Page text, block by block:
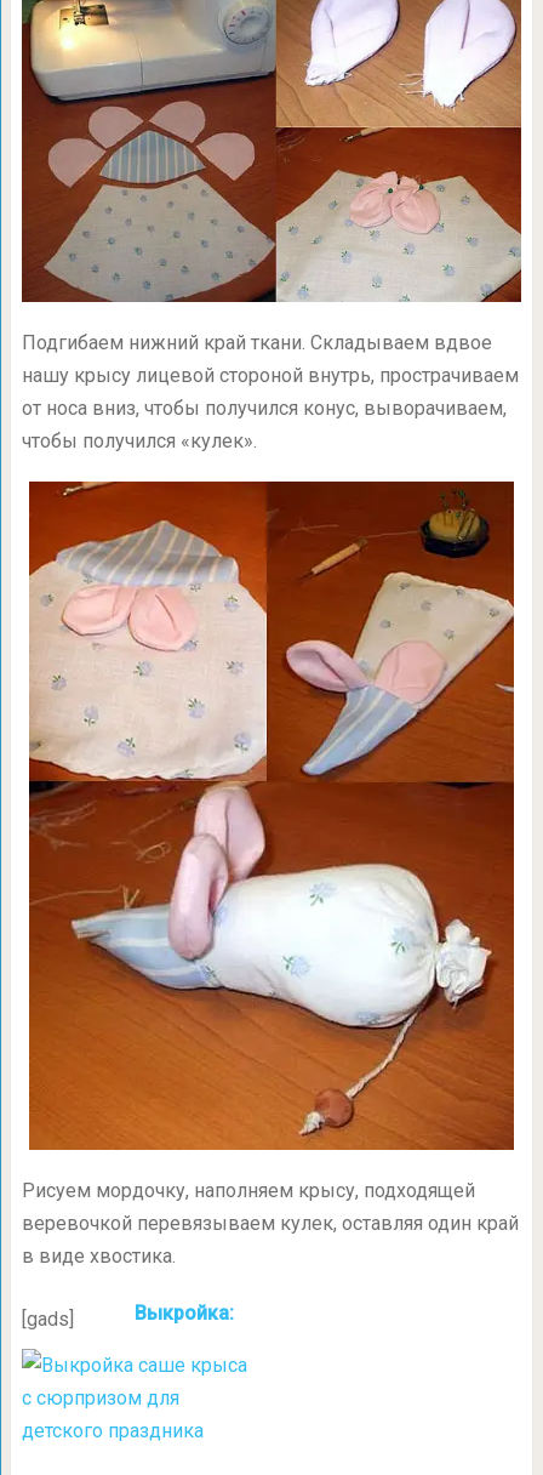
Подгибаем нижний край ткани. Складываем вдвое
нашу крысу лицевой стороной внутрь, прострачиваем
от носа вниз, чтобы получился конус, выворачиваем,
чтобы получился «кулек».
Рисуем мордочку, наполняем крысу, подходящей
веревочкой перевязываем кулек, оставляя один край
в виде хвостика.
[gads] Выкройка: